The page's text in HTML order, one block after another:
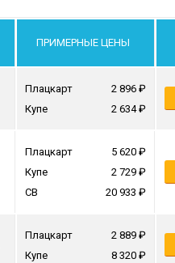
ПРИМЕРНЫЕ ЦЕНЫ
Плацкарт
2 896
Купе
2 634
Плацкарт
5 620
Купе
2 729
СВ
20 933
Плацкарт
2 889
Купе
8 320